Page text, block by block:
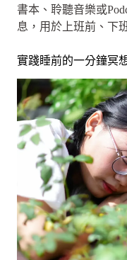
書本、聆聽音樂或
息，用於上班前、下
實踐睡前的一分鐘冥